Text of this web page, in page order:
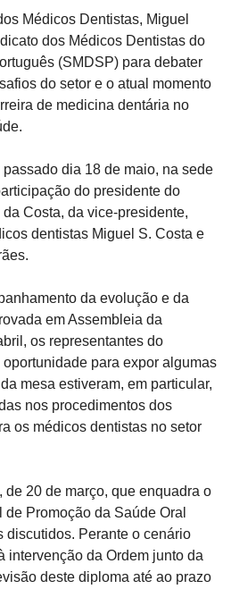
Médicos Dentistas, Miguel
dos Médicos Dentistas do
(SMDSP) para debater
do setor e o atual momento
de medicina dentária no
dia 18 de maio, na sede
do presidente do
Costa, da vice-presidente,
dentistas Miguel S. Costa e
da evolução e da
em Assembleia da
os representantes do
para expor algumas
mesa estiveram, em particular,
nos procedimentos dos
os médicos dentistas no setor
de 20 de março, que enquadra o
Promoção da Saúde Oral
discutidos. Perante o cenário
intervenção da Ordem junto da
deste diploma até ao prazo